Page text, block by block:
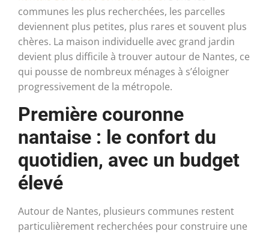
communes les plus recherchées, les parcelles
deviennent plus petites, plus rares et souvent plus
chères. La maison individuelle avec grand jardin
devient plus difficile à trouver autour de Nantes, ce
qui pousse de nombreux ménages à s’éloigner
progressivement de la métropole.
Première couronne
nantaise : le confort du
quotidien, avec un budget
élevé
Autour de Nantes, plusieurs communes restent
particulièrement recherchées pour construire une